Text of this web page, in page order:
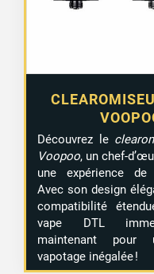
Découvrez le
Voopoo, un chef-
une expérience de
Avec son design
compatibilité
vape DTL
maintenant pour
vapotage inégalée !